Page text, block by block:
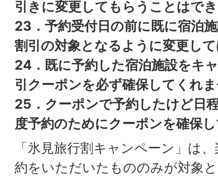
引きに変更してもらうことはで
23．予約受付日の前に既に宿泊
割引の対象となるように変更し
24．既に予約した宿泊施設をキ
引クーポンを必ず確保してくれ
25．クーポンで予約したけど日
度予約のためにクーポンを確保
「氷見旅行割キャンペーン」は
約をいただいたもののみが対象